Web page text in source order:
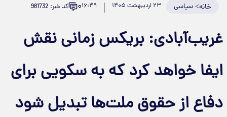
خانه>سیاسی ۲۳ اردیبهشت ۱۴۰۵ ۱۶:۴۹۰ کد خبر: 981732
غریب‌آبادی: بریکس زمانی نقش
ایفا خواهد کرد که به سکویی برای
دفاع از حقوق ملت‌ها تبدیل شود